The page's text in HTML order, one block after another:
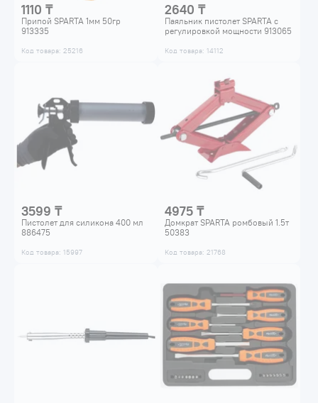
1110 ₸
Припой SPARTA 1мм 50гр
913335
Код товара: 25216
2640 ₸
Паяльник пистолет SPARTA с
регулировкой мощности 913065
Код товара: 14112
3599 ₸
Пистолет для силикона 400 мл
886475
Код товара: 15997
4975 ₸
Домкрат SPARTA ромбовый 1.5т
50383
Код товара: 21768